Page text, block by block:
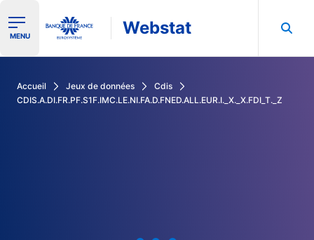
Ouvrir le menu de navigation
MENU Webstat
Accueil Jeux de données
Cdis
CDIS.A.DI.FR.PF.S1F.IMC.LE.NI.FA.D.FNED.ALL.EUR.I._X._X.FDI_T._Z